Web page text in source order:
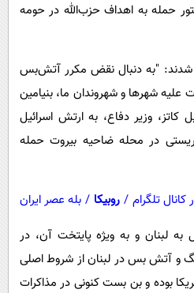
بین الملل
اجتماعی
وحش
حمله به اهداف حزب‌الله در حومه
شدند: "به دنبال نقض مکرر آتش‌بس
علیه شهرها و شهروندان ما، بنیامین
کاتز، وزیر دفاع، به ارتش اسرائیل
در محله ضاحیه بیروت حمله
تلگرام / روبیکا / بله عصر ایران
لبنان و به ویژه پایتخت آن، در
و آتش بس در لبنان از شروط اصلی
بوده و بن بست کنونی در مذاکرات